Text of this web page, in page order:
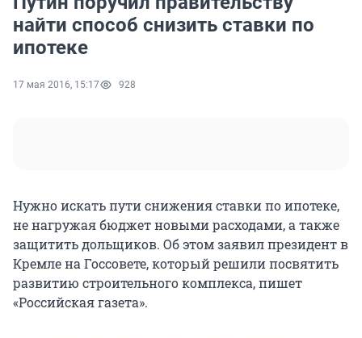
найти способ снизить ставки по
ипотеке
17 мая 2016, 15:17 928
Нужно искать пути снижения ставки по ипотеке,
не нагружая бюджет новыми расходами, а также
защитить дольщиков. Об этом заявил президент в
Кремле на Госсовете, который решили посвятить
развитию строительного комплекса, пишет
«Российская газета».